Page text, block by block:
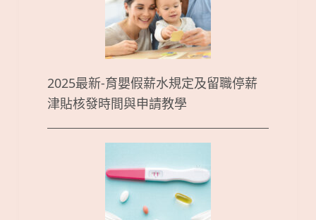
2025最新-育嬰假薪水規定及留職停薪
津貼核發時間與申請教學